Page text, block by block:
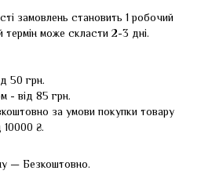
замовлень становить 1 робочий
термін може скласти 2-3 дні.
50 грн.
- від 85 грн.
за умови покупки товару
10000 ₴.
— Безкоштовно.